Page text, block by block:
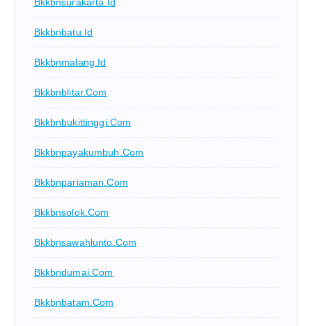
Bkkbnsurakarta.id
Bkkbnbatu.id
Bkkbnmalang.id
Bkkbnblitar.com
Bkkbnbukittinggi.com
Bkkbnpayakumbuh.com
Bkkbnpariaman.com
Bkkbnsolok.com
Bkkbnsawahlunto.com
Bkkbndumai.com
Bkkbnbatam.com